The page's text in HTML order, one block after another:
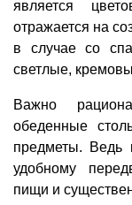
является
отражается на
в случае со
светлые,
Важно
обеденные
предметы. Ведь
удобному
пищи и